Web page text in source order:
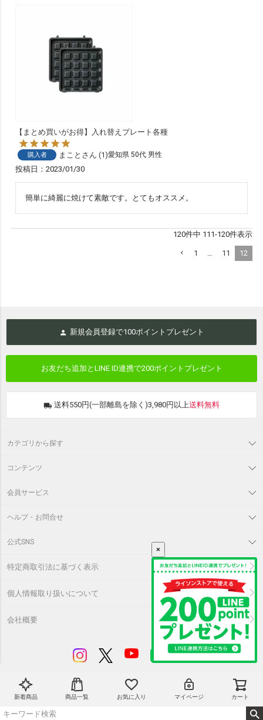
新着商品 商品一覧 お気に入り マイページ カート
【まとめ買いがお得】入れ替えプレート各種
購入者 まこと 1 愛知県 50代 男性
投稿日 2023/01/30
簡単に綺麗に焼けて素敵です。とてもオススメ。
120件中 111-120件表示
1 11 12
×
新規会員登録で100ポイントプレゼント
お友だち追加とLINE ID連携で200ポイントプレゼント
送料550円(一部離島を除く)3,980円以上送料無料
カテゴリから探す
コンテンツ
会員サービス
ヘルプ・お問合せ
公式SNS
特定商取引法に基づく表示
個人情報取り扱いについて
会社概要
LITHON